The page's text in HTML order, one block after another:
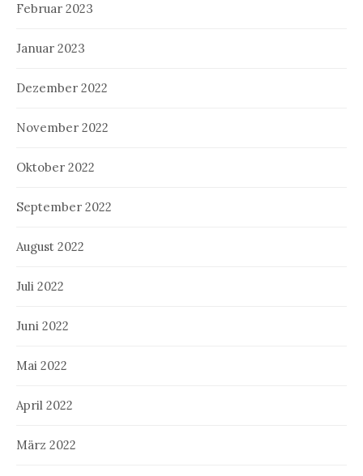
Februar 2023
Januar 2023
Dezember 2022
November 2022
Oktober 2022
September 2022
August 2022
Juli 2022
Juni 2022
Mai 2022
April 2022
März 2022